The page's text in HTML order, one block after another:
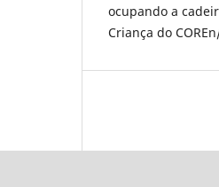
ocupando a
Criança do